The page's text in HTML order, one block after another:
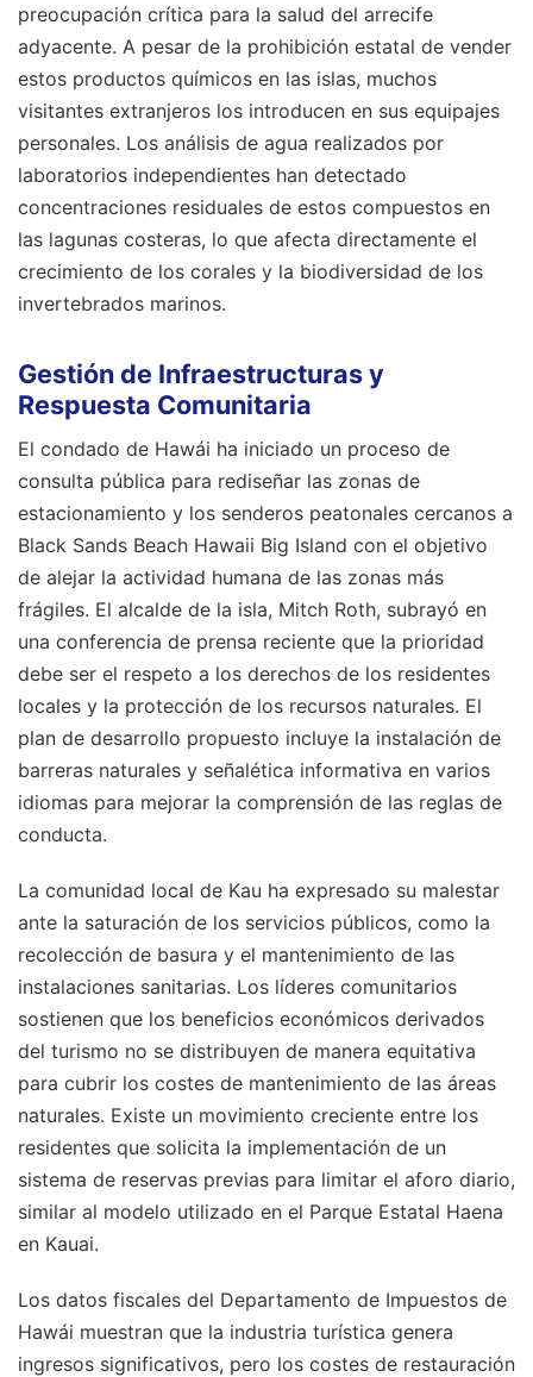
preocupación crítica para la salud del arrecife
adyacente. A pesar de la prohibición estatal de vender
estos productos químicos en las islas, muchos
visitantes extranjeros los introducen en sus equipajes
personales. Los análisis de agua realizados por
laboratorios independientes han detectado
concentraciones residuales de estos compuestos en
las lagunas costeras, lo que afecta directamente el
crecimiento de los corales y la biodiversidad de los
invertebrados marinos.
Gestión de Infraestructuras y
Respuesta Comunitaria
El condado de Hawái ha iniciado un proceso de
consulta pública para rediseñar las zonas de
estacionamiento y los senderos peatonales cercanos a
Black Sands Beach Hawaii Big Island con el objetivo
de alejar la actividad humana de las zonas más
frágiles. El alcalde de la isla, Mitch Roth, subrayó en
una conferencia de prensa reciente que la prioridad
debe ser el respeto a los derechos de los residentes
locales y la protección de los recursos naturales. El
plan de desarrollo propuesto incluye la instalación de
barreras naturales y señalética informativa en varios
idiomas para mejorar la comprensión de las reglas de
conducta.
La comunidad local de Kau ha expresado su malestar
ante la saturación de los servicios públicos, como la
recolección de basura y el mantenimiento de las
instalaciones sanitarias. Los líderes comunitarios
sostienen que los beneficios económicos derivados
del turismo no se distribuyen de manera equitativa
para cubrir los costes de mantenimiento de las áreas
naturales. Existe un movimiento creciente entre los
residentes que solicita la implementación de un
sistema de reservas previas para limitar el aforo diario,
similar al modelo utilizado en el Parque Estatal Haena
en Kauai.
Los datos fiscales del Departamento de Impuestos de
Hawái muestran que la industria turística genera
ingresos significativos, pero los costes de restauración